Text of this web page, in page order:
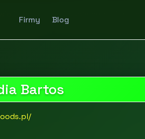
Firmy Blog
i uroda
Bartos